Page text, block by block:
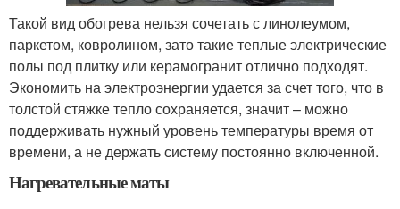
Такой вид обогрева нельзя сочетать с линолеумом,
паркетом, ковролином, зато такие теплые электрические
полы под плитку или керамогранит отлично подходят.
Экономить на электроэнергии удается за счет того, что в
толстой стяжке тепло сохраняется, значит – можно
поддерживать нужный уровень температуры время от
времени, а не держать систему постоянно включенной.
Нагревательные маты